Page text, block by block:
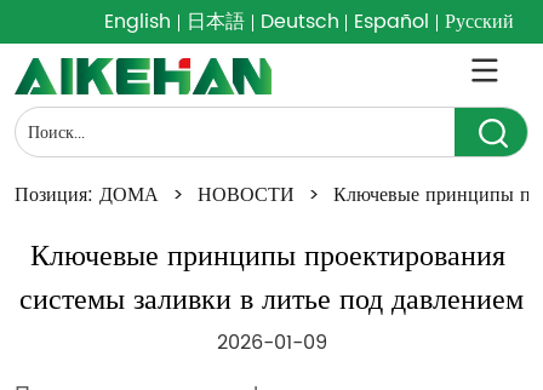
English 日本語 Deutsch Español Русский
Позиция: ДОМА > НОВОСТИ > Ключевые принципы
Ключевые принципы проектирования
системы заливки в литье под давлением
2026-01-09